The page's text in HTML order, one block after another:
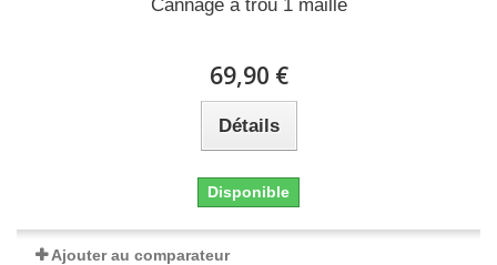
Cannage à trou 1 maille
69,90 €
Détails
Disponible
Ajouter au comparateur